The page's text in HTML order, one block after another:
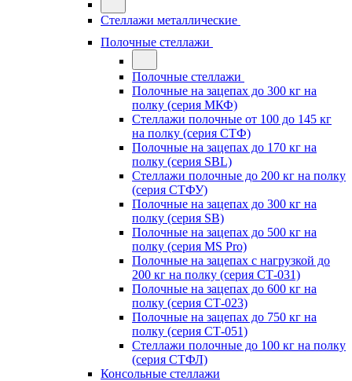
Стеллажи металлические
Полочные стеллажи
Полочные стеллажи
Полочные на зацепах до 300 кг на
полку (серия МКФ)
Стеллажи полочные от 100 до 145 кг
на полку (серия СТФ)
Полочные на зацепах до 170 кг на
полку (серия SBL)
Стеллажи полочные до 200 кг на полку
(серия СТФУ)
Полочные на зацепах до 300 кг на
полку (серия SB)
Полочные на зацепах до 500 кг на
полку (серия MS Pro)
Полочные на зацепах с нагрузкой до
200 кг на полку (серия СТ-031)
Полочные на зацепах до 600 кг на
полку (серия СТ-023)
Полочные на зацепах до 750 кг на
полку (серия СТ-051)
Стеллажи полочные до 100 кг на полку
(серия СТФЛ)
Консольные стеллажи